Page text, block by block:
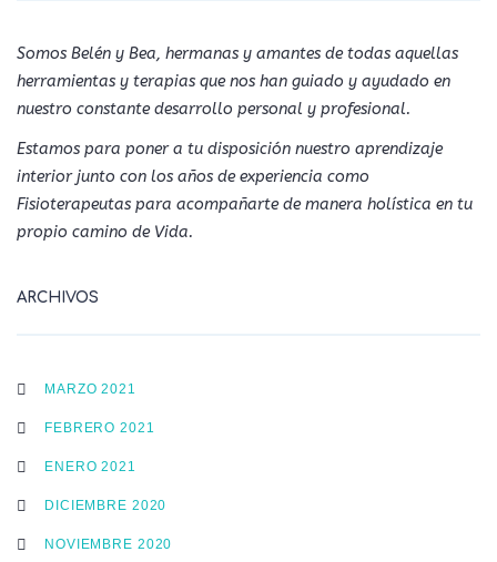
Somos Belén y Bea, hermanas y amantes de todas aquellas
herramientas y terapias que nos han guiado y ayudado en
nuestro constante desarrollo personal y profesional.
Estamos para poner a tu disposición nuestro aprendizaje
interior junto con los años de experiencia como
Fisioterapeutas para acompañarte de manera holística en tu
propio camino de Vida.
ARCHIVOS
MARZO 2021
FEBRERO 2021
ENERO 2021
DICIEMBRE 2020
NOVIEMBRE 2020